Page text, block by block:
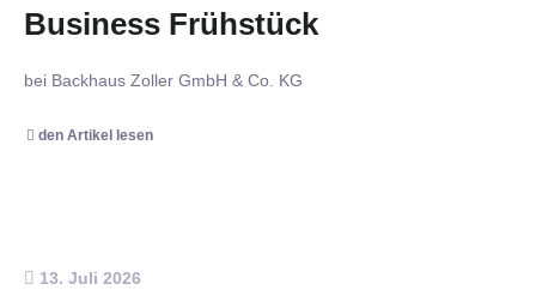
Business Frühstück
bei Backhaus Zoller GmbH & Co. KG
den Artikel lesen
13. Juli 2026